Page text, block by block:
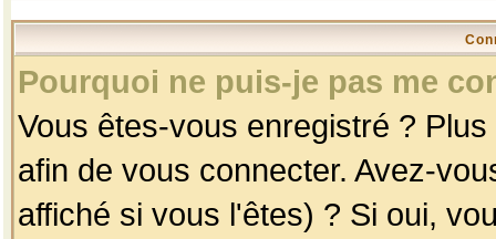
Pourquoi ne puis-je pas me
Vous êtes-vous enregistré ?
afin de vous connecter. Avez-
affiché si vous l'êtes) ? Si oui,